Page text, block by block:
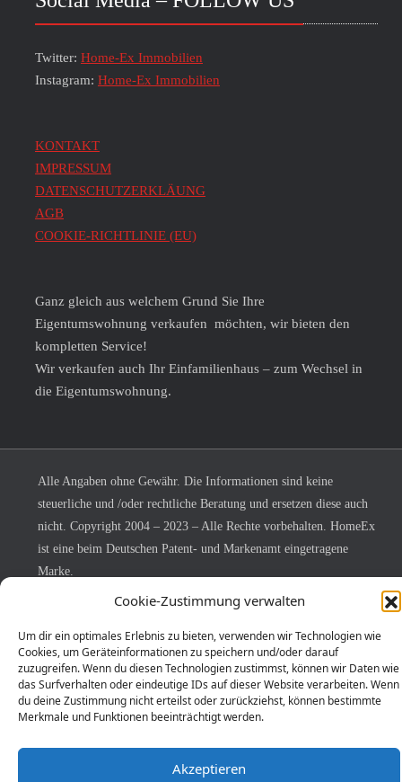
Cookie-Zustimmung verwalten
Um dir ein optimales Erlebnis zu bieten, verwenden wir Technologien wie
Cookies, um Geräteinformationen zu speichern und/oder darauf
zuzugreifen. Wenn du diesen Technologien zustimmst, können wir Daten wie
das Surfverhalten oder eindeutige IDs auf dieser Website verarbeiten. Wenn
du deine Zustimmung nicht erteilst oder zurückziehst, können bestimmte
Merkmale und Funktionen beeinträchtigt werden.
Akzeptieren
Twitter: Home-Ex Immobilien
Instagram: Home-Ex Immobilien
KONTAKT
IMPRESSUM
DATENSCHUTZERKLÄUNG
AGB
COOKIE-RICHTLINIE (EU)
Ganz gleich aus welchem Grund Sie Ihre
Eigentumswohnung verkaufen möchten, wir bieten den
kompletten Service!
Wir verkaufen auch Ihr Einfamilienhaus – zum Wechsel in
die Eigentumswohnung.
Alle Angaben ohne Gewähr. Die Informationen sind keine
steuerliche und /oder rechtliche Beratung und ersetzen diese auch
nicht. Copyright 2004 – 2023 – Alle Rechte vorbehalten. HomeEx
ist eine beim Deutschen Patent- und Markenamt eingetragene
Marke.
vermittelt zielorientiert und erfolgreich
Engagiert kümmern wir uns um die Interessen von
Immobilienverkäufern und -käufern.
Lernen Sie uns kennen!